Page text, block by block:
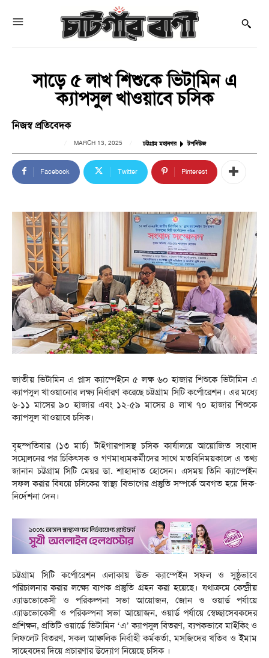
সাড়ে ৫ লাখ শিশুকে ভিটামিন এ
ক্যাপসুল খাওয়াবে চসিক
নিজস্ব প্রতিবেদক
MARCH 13, 2025 চট্টগ্রাম মহানগর টপনিউজ
Facebook Twitter Pinterest
জাতীয় ভিটামিন এ প্লাস ক্যাম্পেইনে ৫ লক্ষ ৬০ হাজার শিশুকে ভিটামিন এ
ক্যাপসুল খাওয়ানোর লক্ষ্য নির্ধারণ করেছে চট্টগ্রাম সিটি কর্পোরেশন। এর মধ্যে
৬-১১ মাসের ৯০ হাজার এবং ১২-৫৯ মাসের ৪ লাখ ৭০ হাজার শিশুকে
ক্যাপসুল খাওয়াবে চসিক।
বৃহস্পতিবার (১৩ মার্চ) টাইগারপাসস্থ চসিক কার্যালয়ে আয়োজিত সংবাদ
সম্মেলনের পর চিকিৎসক ও গণমাধ্যমকর্মীদের সাথে মতবিনিময়কালে এ তথ্য
জানান চট্টগ্রাম সিটি মেয়র ডা. শাহাদাত হোসেন। এসময় তিনি ক্যাম্পেইন
সফল করার বিষয়ে চসিকের স্বাস্থ্য বিভাগের প্রস্তুতি সম্পর্কে অবগত হয়ে দিক-
নির্দেশনা দেন।
চট্টগ্রাম সিটি কর্পোরেশন এলাকায় উক্ত ক্যাম্পেইন সফল ও সুষ্ঠুভাবে
পরিচালনার করার লক্ষ্যে ব্যপক প্রস্তুতি গ্রহন করা হয়েছে। যথাক্রমে কেন্দ্রীয়
এ্যাডভোকেসী ও পরিকল্পনা সভা আয়োজন, জোন ও ওয়ার্ড পর্যায়ে
এ্যাডভোকেসী ও পরিকল্পনা সভা আয়োজন, ওয়ার্ড পর্যায়ে স্বেচ্ছাসেবকদের
প্রশিক্ষন, প্রতিটি ওয়ার্ডে ভিটামিন ‘এ’ ক্যাপসুল বিতরণ, ব্যপকভাবে মাইকিং ও
লিফলেট বিতরণ, সকল আঞ্চলিক নির্বাহী কর্মকর্তা, মসজিদের খতিব ও ইমাম
সাহেবদের দিয়ে প্রচারণার উদ্যোগ নিয়েছে চসিক ।